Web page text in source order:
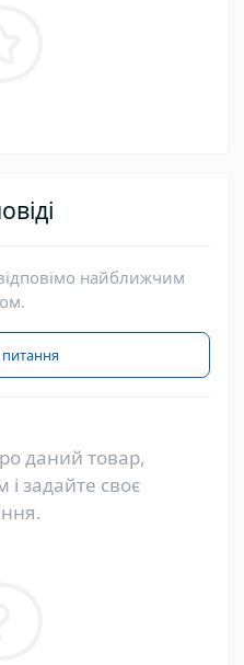
найближчим
даний товар,
задайте своє